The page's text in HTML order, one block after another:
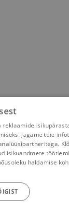
reklaamide
Jagame teie
isikuandmete
haldamise